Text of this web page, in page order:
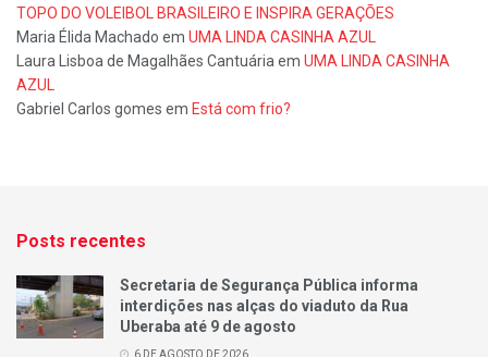
TOPO DO VOLEIBOL BRASILEIRO E INSPIRA GERAÇÕES
Maria Élida Machado em UMA LINDA CASINHA AZUL
Laura Lisboa de Magalhães Cantuáriaem UMA LINDA CASINHA
AZUL
Gabriel Carlos gomes em Está com frio?
Posts recentes
Secretaria de Segurança Pública informa
interdições nas alças do viaduto da Rua
Uberaba até 9 de agosto